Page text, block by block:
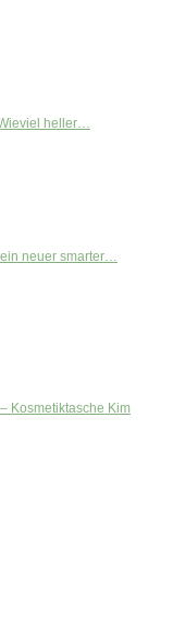
heller…
neuer smarter…
Kosmetiktasche Kim